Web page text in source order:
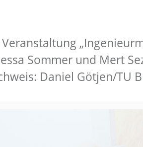
Sommer und Mert
Daniel Götjen/TU